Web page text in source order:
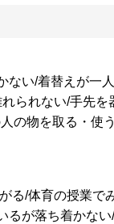
ない/着替えが一
られない/手先を
の物を取る・使
る/体育の授業で
るが落ち着かない